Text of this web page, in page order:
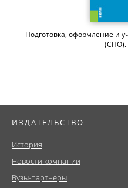
Подготовка, оформление и
(СПО).
ИЗДАТЕЛЬСТВО
История
Новости компании
Вузы-партнеры